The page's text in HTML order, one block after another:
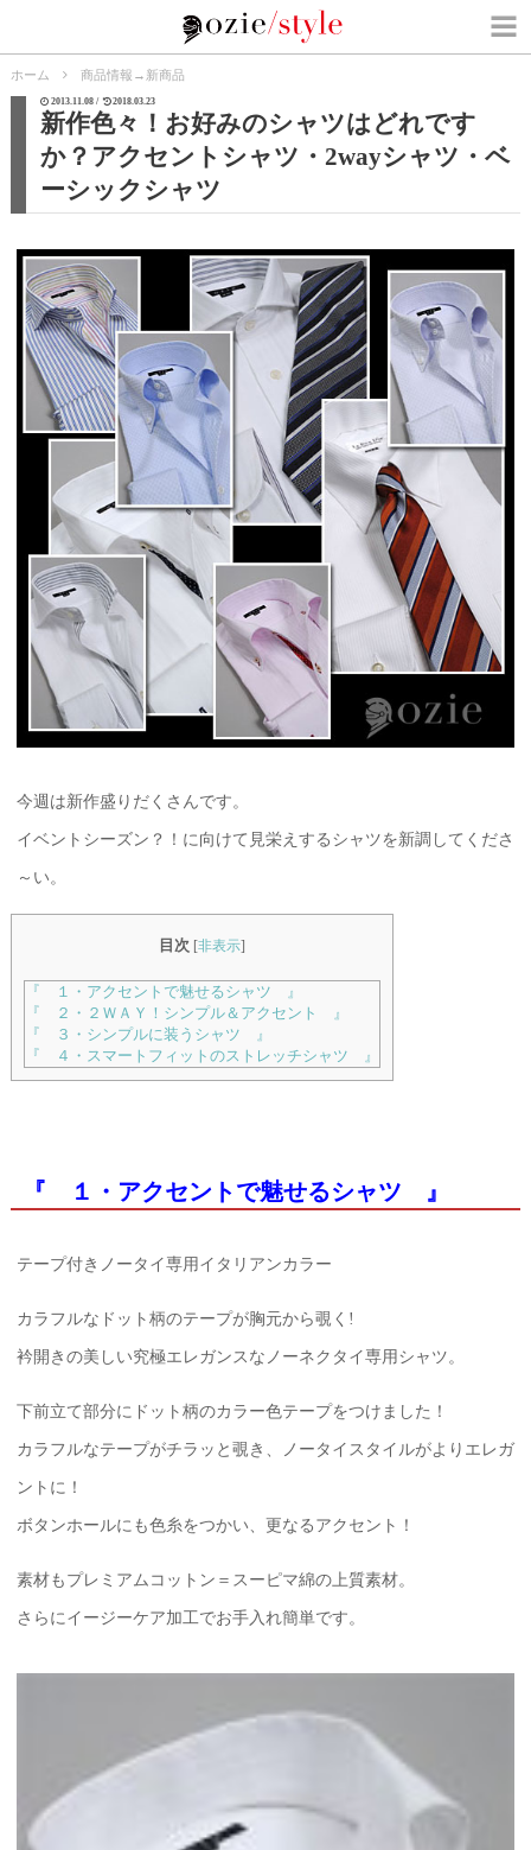
ホーム 商品情報 → 新商品
2013.11.08 / 2018.03.23
新作色々！お好みのシャツはどれです
か？アクセントシャツ・2wayシャツ・ベ
ーシックシャツ
今週は新作盛りだくさんです。
イベントシーズン？！に向けて見栄えするシャツを新調してくださ
～い。
目次 [非表示]
『 １・アクセントで魅せるシャツ 』
『 ２・２ＷＡＹ！シンプル＆アクセント 』
『 ３・シンプルに装うシャツ 』
『 ４・スマートフィットのストレッチシャツ 』
『 １・アクセントで魅せるシャツ 』
テープ付きノータイ専用イタリアンカラー
カラフルなドット柄のテープが胸元から覗く!
衿開きの美しい究極エレガンスなノーネクタイ専用シャツ。
下前立て部分にドット柄のカラー色テープをつけました！
カラフルなテープがチラッと覗き、ノータイスタイルがよりエレガ
ントに！
ボタンホールにも色糸をつかい、更なるアクセント！
素材もプレミアムコットン＝スーピマ綿の上質素材。
さらにイージーケア加工でお手入れ簡単です。